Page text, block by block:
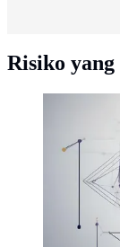
Risiko